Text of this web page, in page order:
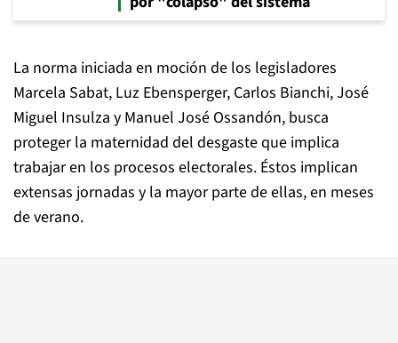
La norma iniciada en moción de los legisladores
Marcela Sabat, Luz Ebensperger, Carlos Bianchi, José
Miguel Insulza y Manuel José Ossandón, busca
proteger la maternidad del desgaste que implica
trabajar en los procesos electorales. Éstos implican
extensas jornadas y la mayor parte de ellas, en meses
de verano.